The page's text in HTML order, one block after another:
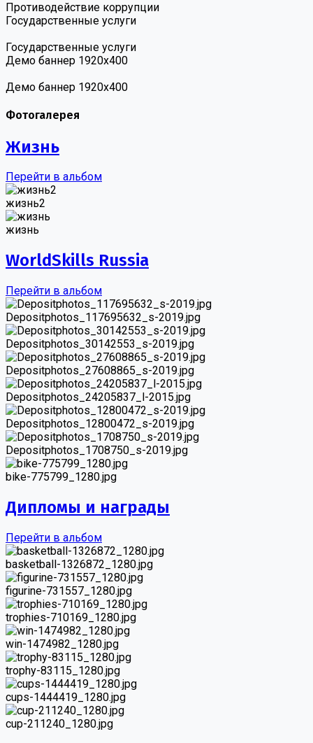
Противодействие коррупции
Государственные услуги
Государственные услуги
Демо баннер 1920х400
Демо баннер 1920х400
Фотогалерея
Жизнь
Перейти в альбом
жизнь2
жизнь
WorldSkills Russia
Перейти в альбом
Depositphotos_117695632_s-2019.jpg
Depositphotos_30142553_s-2019.jpg
Depositphotos_27608865_s-2019.jpg
Depositphotos_24205837_l-2015.jpg
Depositphotos_12800472_s-2019.jpg
Depositphotos_1708750_s-2019.jpg
bike-775799_1280.jpg
Дипломы и награды
Перейти в альбом
basketball-1326872_1280.jpg
figurine-731557_1280.jpg
trophies-710169_1280.jpg
win-1474982_1280.jpg
trophy-83115_1280.jpg
cups-1444419_1280.jpg
cup-211240_1280.jpg